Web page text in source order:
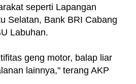
seperti Lapangan
Selatan, Bank BRI Cabang
Labuhan.
geng motor, balap liar
lainnya," terang AKP